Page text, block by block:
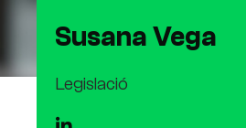
Susana Vega
Legislació